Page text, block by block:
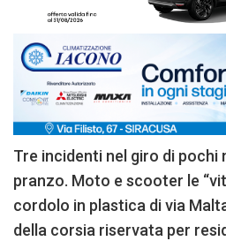
Tre incidenti nel giro di pochi
pranzo. Moto e scooter le
cordolo in plastica di via
della corsia riservata per